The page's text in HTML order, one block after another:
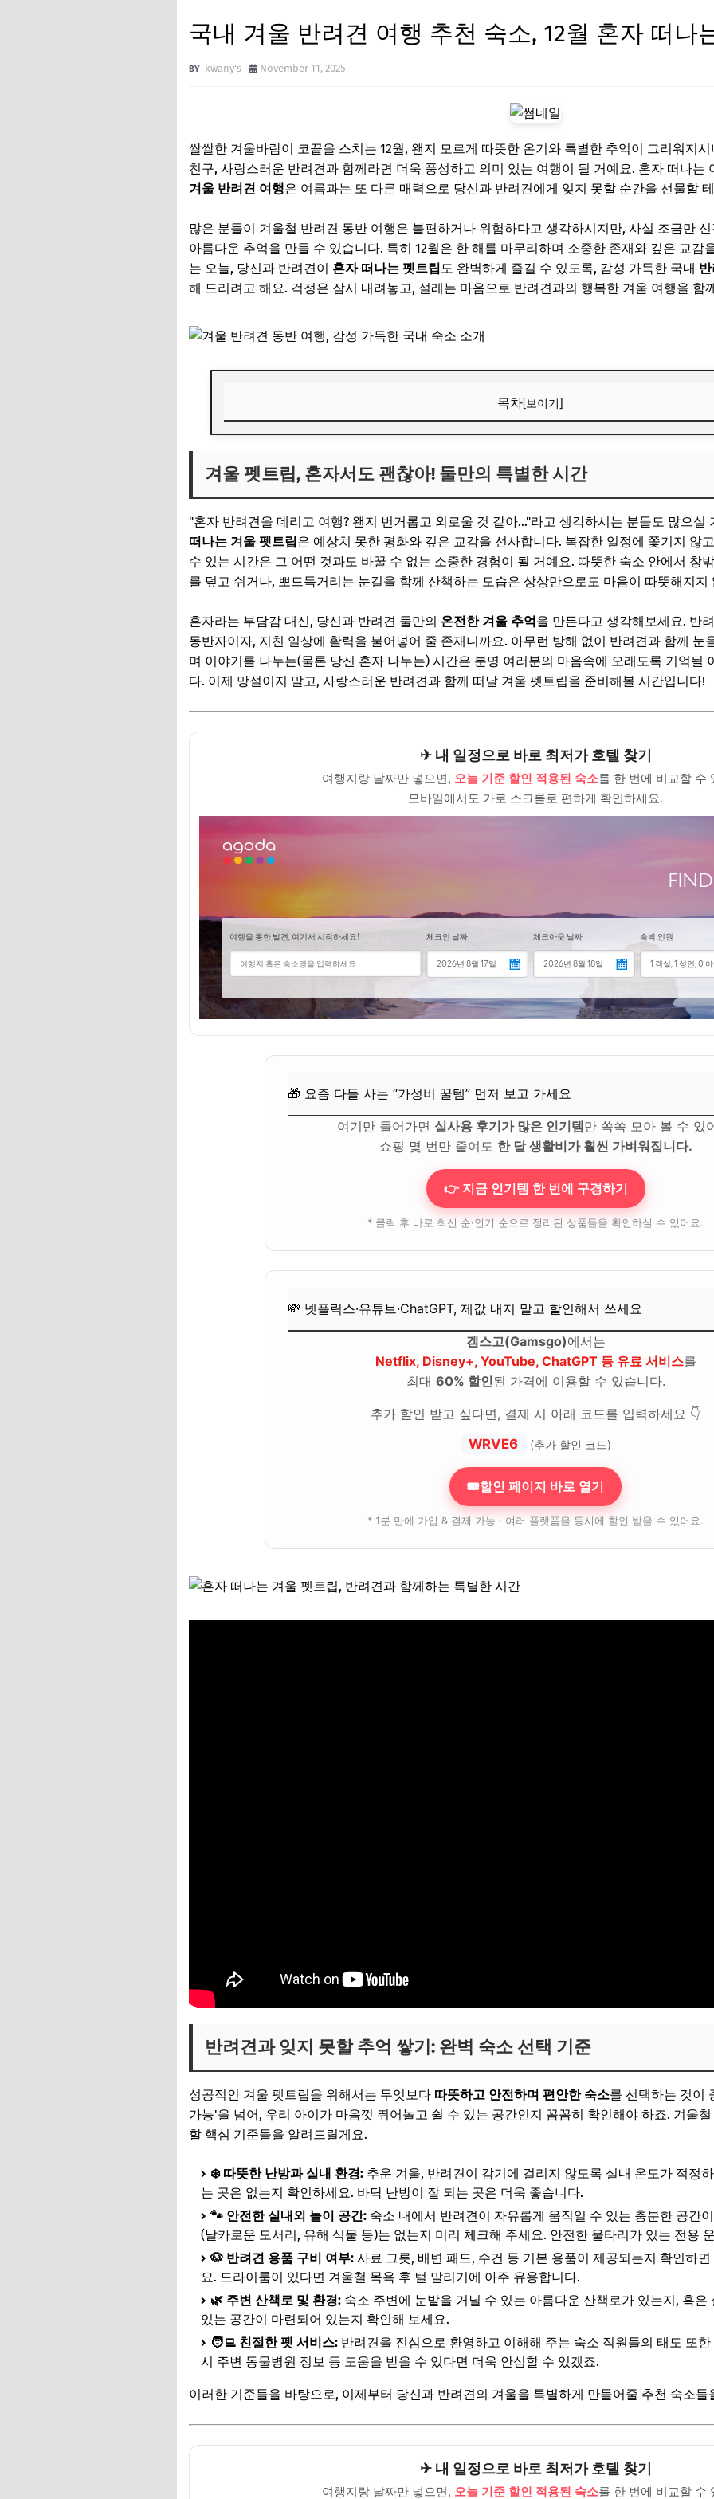
국내 겨울 반려견 여행 추천 숙소, 12월 혼자 떠나
kwany's November 11, 2025
쌀쌀한 겨울바람이 코끝을 스치는 12월, 왠지 모르게 따뜻한 온기와 특별한 추억이 그리워지
친구, 사랑스러운 반려견과 함께라면 더욱 풍성하고 의미 있는 여행이 될 거예요. 혼자 떠나는
겨울 반려견 여행은 여름과는 또 다른 매력으로 당신과 반려견에게 잊지 못할 순간을 선물할
많은 분들이 겨울철 반려견 동반 여행은 불편하거나 위험하다고 생각하시지만, 사실 조금만
아름다운 추억을 만들 수 있습니다. 특히 12월은 한 해를 마무리하며 소중한 존재와 깊은 교감
는 오늘, 당신과 반려견이 혼자 떠나는 펫트립도 완벽하게 즐길 수 있도록, 감성 가득한 국내
해 드리려고 해요. 걱정은 잠시 내려놓고, 설레는 마음으로 반려견과의 행복한 겨울 여행을 함
목차[보이기]
🎁 요즘 다들 사는 “가성비 꿀템” 먼저 보고 가세요
반려견과 잊지 못할 추억 쌓기: 완벽 숙소 선택 기준
🎁 요즘 다들 사는 “가성비 꿀템” 먼저 보고 가세요
[추천 1] 눈밭 뛰놀기 좋은 북유럽 감성 펜션: 포근하고 아늑한 휴식
✨ 잊지 못할 추억을 만드는 특별한 포인트
🎁 요즘 다들 사는 “가성비 꿀템” 먼저 보고 가세요
[추천 2] 따뜻한 온천 스파까지! 힐링 만끽 풀빌라: 겨울 호캉스의 정석
✨ 잊지 못할 추억을 만드는 특별한 포인트
🎁 요즘 다들 사는 “가성비 꿀템” 먼저 보고 가세요
💸 넷플릭스·유튜브·ChatGPT, 제값 내지 말고 할인해서 쓰세요
[추천 3] 바다 보며 여유롭게, 오션뷰 호텔&리조트: 낭만 가득한 바닷가 산책
✨ 잊지 못할 추억을 만드는 특별한 포인트
🎁 요즘 다들 사는 “가성비 꿀템” 먼저 보고 가세요
💸 넷플릭스·유튜브·ChatGPT, 제값 내지 말고 할인해서 쓰세요
자주 묻는 질문
Q. 겨울철 반려견 여행 시 건강 관리는 어떻게 해야 하나요?
Q. 혼자 떠나는 펫트립, 짐은 얼마나 챙겨야 할까요?
Q. 12월 숙소 예약 팁이 있을까요?
🎁 요즘 다들 사는 “가성비 꿀템” 먼저 보고 가세요
💸 넷플릭스·유튜브·ChatGPT, 제값 내지 말고 할인해서 쓰세요
마무리 및 꿀팁: 안전하고 행복한 펫트립을 위해
안전하고 즐거운 펫트립을 위한 마지막 꿀팁!
🎁 요즘 다들 사는 “가성비 꿀템” 먼저 보고 가세요
💸 넷플릭스·유튜브·ChatGPT, 제값 내지 말고 할인해서 쓰세요
겨울 펫트립, 혼자서도 괜찮아! 둘만의 특별한 시간
"혼자 반려견을 데리고 여행? 왠지 번거롭고 외로울 것 같아..."라고 생각하시는 분들도 많으
떠나는 겨울 펫트립은 예상치 못한 평화와 깊은 교감을 선사합니다. 복잡한 일정에 쫓기지 않
수 있는 시간은 그 어떤 것과도 바꿀 수 없는 소중한 경험이 될 거예요. 따뜻한 숙소 안에서 창
를 덮고 쉬거나, 뽀드득거리는 눈길을 함께 산책하는 모습은 상상만으로도 마음이 따뜻해지지
혼자라는 부담감 대신, 당신과 반려견 둘만의 온전한 겨울 추억을 만든다고 생각해보세요. 반
동반자이자, 지친 일상에 활력을 불어넣어 줄 존재니까요. 아무런 방해 없이 반려견과 함께 눈
며 이야기를 나누는(물론 당신 혼자 나누는) 시간은 분명 여러분의 마음속에 오래도록 기억될
다. 이제 망설이지 말고, 사랑스러운 반려견과 함께 떠날 겨울 펫트립을 준비해볼 시간입니다!
✈ 내 일정으로 바로 최저가 호텔 찾기
여행지랑 날짜만 넣으면, 오늘 기준 할인 적용된 숙소를 한 번에 비교할 수
모바일에서도 가로 스크롤로 편하게 확인하세요.
🎁 요즘 다들 사는 “가성비 꿀템” 먼저 보고 가세요
여기만 들어가면 실사용 후기가 많은 인기템만 쏙쏙 모아 볼 수 있
쇼핑 몇 번만 줄여도 한 달 생활비가 훨씬 가벼워집니다.
👉 지금 인기템 한 번에 구경하기
* 클릭 후 바로 최신 순·인기 순으로 정리된 상품들을 확인하실 수 있어요.
💸 넷플릭스·유튜브·ChatGPT, 제값 내지 말고 할인해서 쓰세요
겜스고(Gamsgo)에서는
Netflix, Disney+, YouTube, ChatGPT 등 유료 서비스를
최대 60% 할인된 가격에 이용할 수 있습니다.
추가 할인 받고 싶다면, 결제 시 아래 코드를 입력하세요 👇
WRVE6
(추가 할인 코드)
🎟할인 페이지 바로 열기
* 1분 만에 가입 & 결제 가능 · 여러 플랫폼을 동시에 할인 받을 수 있어요.
반려견과 잊지 못할 추억 쌓기: 완벽 숙소 선택 기준
성공적인 겨울 펫트립을 위해서는 무엇보다 따뜻하고 안전하며 편안한 숙소를 선택하는 것이
가능'을 넘어, 우리 아이가 마음껏 뛰어놀고 쉴 수 있는 공간인지 꼼꼼히 확인해야 하죠. 겨울
할 핵심 기준들을 알려드릴게요.
❄️ 따뜻한 난방과 실내 환경: 추운 겨울, 반려견이 감기에 걸리지 않도록 실내 온도가 적정
는 곳은 없는지 확인하세요. 바닥 난방이 잘 되는 곳은 더욱 좋습니다.
🐾 안전한 실내외 놀이 공간: 숙소 내에서 반려견이 자유롭게 움직일 수 있는 충분한 공간
(날카로운 모서리, 유해 식물 등)는 없는지 미리 체크해 주세요. 안전한 울타리가 있는 전용
🐶 반려견 용품 구비 여부: 사료 그릇, 배변 패드, 수건 등 기본 용품이 제공되는지 확인하
요. 드라이룸이 있다면 겨울철 목욕 후 털 말리기에 아주 유용합니다.
🌿 주변 산책로 및 환경: 숙소 주변에 눈밭을 거닐 수 있는 아름다운 산책로가 있는지, 혹
있는 공간이 마련되어 있는지 확인해 보세요.
🧑‍💻 친절한 펫 서비스: 반려견을 진심으로 환영하고 이해해 주는 숙소 직원들의 태도 또
시 주변 동물병원 정보 등 도움을 받을 수 있다면 더욱 안심할 수 있겠죠.
이러한 기준들을 바탕으로, 이제부터 당신과 반려견의 겨울을 특별하게 만들어줄 추천 숙소들
✈ 내 일정으로 바로 최저가 호텔 찾기
여행지랑 날짜만 넣으면, 오늘 기준 할인 적용된 숙소를 한 번에 비교할 수